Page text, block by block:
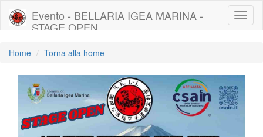
Evento - BELLARIA IGEA MARINA -
STAGE OPEN
Home Torna alla home